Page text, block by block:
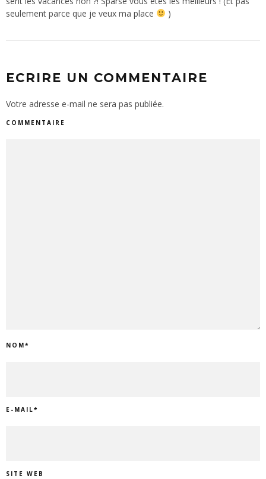
seulement parce que je veux ma place
)
ECRIRE UN COMMENTAIRE
Votre adresse e-mail ne sera pas publiée.
COMMENTAIRE
NOM*
E-MAIL*
SITE WEB